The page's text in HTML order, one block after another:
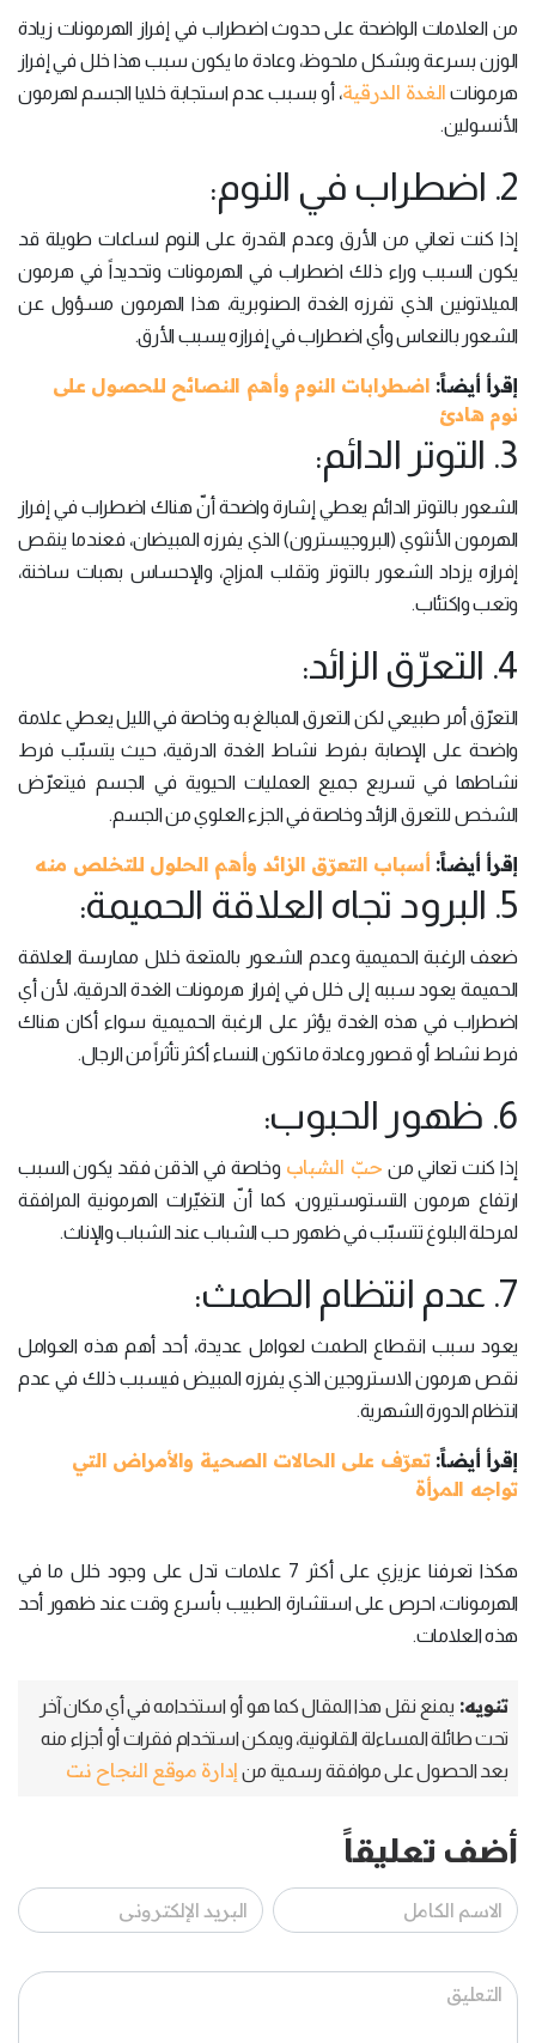
من العلامات الواضحة على حدوث اضطراب في إفراز الهرمونات زيادة
الوزن بسرعة وبشكل ملحوظ، وعادة ما يكون سبب هذا خلل في إفراز
هرمونات الغدة الدرقية، أو بسبب عدم استجابة خلايا الجسم لهرمون
الأنسولين.
2. اضطراب في النوم:
إذا كنت تعاني من الأرق وعدم القدرة على النوم لساعات طويلة قد
يكون السبب وراء ذلك اضطراب في الهرمونات وتحديداً في هرمون
الميلاتونين الذي تفرزه الغدة الصنوبرية، هذا الهرمون مسؤول عن
الشعور بالنعاس وأي اضطراب في إفرازه يسبب الأرق.
إقرأ أيضاً: اضطرابات النوم وأهم النصائح للحصول على
نوم هادئ
3. التوتر الدائم:
الشعور بالتوتر الدائم يعطي إشارة واضحة أنّ هناك اضطراب في إفراز
الهرمون الأنثوي (البروجيسترون) الذي يفرزه المبيضان، فعندما ينقص
إفرازه يزداد الشعور بالتوتر وتقلب المزاج، والإحساس بهبات ساخنة،
وتعب واكتئاب.
4. التعرّق الزائد:
التعرّق أمر طبيعي لكن التعرق المبالغ به وخاصة في الليل يعطي علامة
واضحة على الإصابة بفرط نشاط الغدة الدرقية، حيث يتسبّب فرط
نشاطها في تسريع جميع العمليات الحيوية في الجسم فيتعرّض
الشخص للتعرق الزائد وخاصة في الجزء العلوي من الجسم.
إقرأ أيضاً: أسباب التعرّق الزائد وأهم الحلول للتخلص منه
5. البرود تجاه العلاقة الحميمة:
ضعف الرغبة الحميمية وعدم الشعور بالمتعة خلال ممارسة العلاقة
الحميمة يعود سببه إلى خلل في إفراز هرمونات الغدة الدرقية، لأن أي
اضطراب في هذه الغدة يؤثر على الرغبة الحميمية سواء أكان هناك
فرط نشاط أو قصور وعادة ما تكون النساء أكثر تأثراً من الرجال.
6. ظهور الحبوب:
إذا كنت تعاني من حبّ الشباب وخاصة في الذقن فقد يكون السبب
ارتفاع هرمون التستوستيرون، كما أنّ التغيّرات الهرمونية المرافقة
لمرحلة البلوغ تتسبّب في ظهور حب الشباب عند الشباب والإناث.
7. عدم انتظام الطمث:
يعود سبب انقطاع الطمث لعوامل عديدة، أحد أهم هذه العوامل
نقص هرمون الاستروجين الذي يفرزه المبيض فيسبب ذلك في عدم
انتظام الدورة الشهرية.
إقرأ أيضاً:تعرّف على الحالات الصحية والأمراض التي
تواجه المرأة
هكذا تعرفنا عزيزي على أكثر 7 علامات تدل على وجود خلل ما في
الهرمونات، احرص على استشارة الطبيب بأسرع وقت عند ظهور أحد
هذه العلامات.
تنويه: يمنع نقل هذا المقال كما هو أو استخدامه في أي مكان آخر
تحت طائلة المساءلة القانونية، ويمكن استخدام فقرات أو أجزاء منه
بعد الحصول على موافقة رسمية من إدارة موقع النجاح نت
أضف تعليقاً